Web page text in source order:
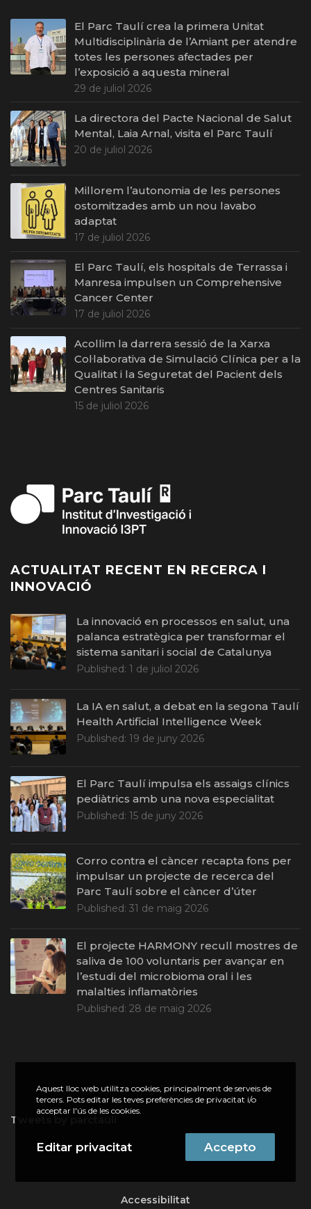
El Parc Taulí crea la primera Unitat
Multidisciplinària de l’Amiant per atendre
totes les persones afectades per
l’exposició a aquesta mineral
29 de juliol 2026
La directora del Pacte Nacional de Salut
Mental, Laia Arnal, visita el Parc Taulí
20 de juliol 2026
Millorem l’autonomia de les persones
ostomitzades amb un nou lavabo
adaptat
17 de juliol 2026
El Parc Taulí, els hospitals de Terrassa i
Manresa impulsen un Comprehensive
Cancer Center
17 de juliol 2026
Acollim la darrera sessió de la Xarxa
Col·laborativa de Simulació Clínica per a la
Qualitat i la Seguretat del Pacient dels
Centres Sanitaris
15 de juliol 2026
ACTUALITAT RECENT EN RECERCA I
INNOVACIÓ
La innovació en processos en salut, una
palanca estratègica per transformar el
sistema sanitari i social de Catalunya
Published: 1 de juliol 2026
La IA en salut, a debat en la segona Taulí
Health Artificial Intelligence Week
Published: 19 de juny 2026
El Parc Taulí impulsa els assaigs clínics
pediàtrics amb una nova especialitat
Published: 15 de juny 2026
Corro contra el càncer recapta fons per
impulsar un projecte de recerca del
Parc Taulí sobre el càncer d’úter
Published: 31 de maig 2026
El projecte HARMONY recull mostres de
saliva de 100 voluntaris per avançar en
l’estudi del microbioma oral i les
malalties inflamatòries
Published: 28 de maig 2026
Tweets by parctauli
Accessibilitat
Aquest lloc web utilitza cookies, principalment de serveis de
tercers. Pots editar les teves preferències de privacitat i/o
acceptar l'ús de les cookies.
Editar privacitat Accepto